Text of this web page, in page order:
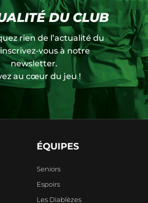
DU CLUB
rien de l’actualité du
vous à notre
newsletter.
au cœur du jeu !
ÉQUIPES
Seniors
Espoirs
Les Diablèzes